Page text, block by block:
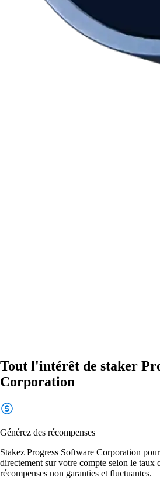
Tout l'intérêt de staker
Corporation
Générez des récompenses
Stakez Progress Software Corporation
directement sur votre compte selon le taux
récompenses non garanties et fluctuantes.